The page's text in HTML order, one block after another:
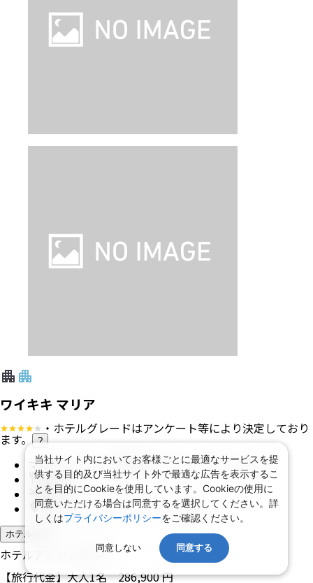
ワイキキ マリア
・ホテルグレードはアンケート等により決定しており
ます。 ?
マリアタワー 部屋指定なし ダブルベッド2台
食事 なし
禁煙
ワイキキ ビーチ ウォークに近接
ホテル詳細
ホテルアレンジ可
【旅行代金】大人1名286,900円
当社サイト内においてお客様ごとに最適なサービスを提
供する目的及び当社サイト外で最適な広告を表示するこ
とを目的にCookieを使用しています。Cookieの使用に
同意いただける場合は同意するを選択してください。詳
しくはプライバシーポリシーをご確認ください。
同意しない 同意する